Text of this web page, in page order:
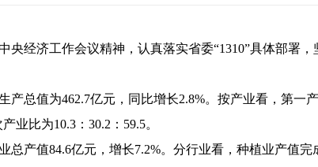
经济工作会议精神，认真落实省委“1310”具体部署
值为462.7亿元，同比增长2.8%。按产业看，第一产
业比为10.3：30.2：59.5。
值84.6亿元，增长7.2%。分行业看，种植业产值完